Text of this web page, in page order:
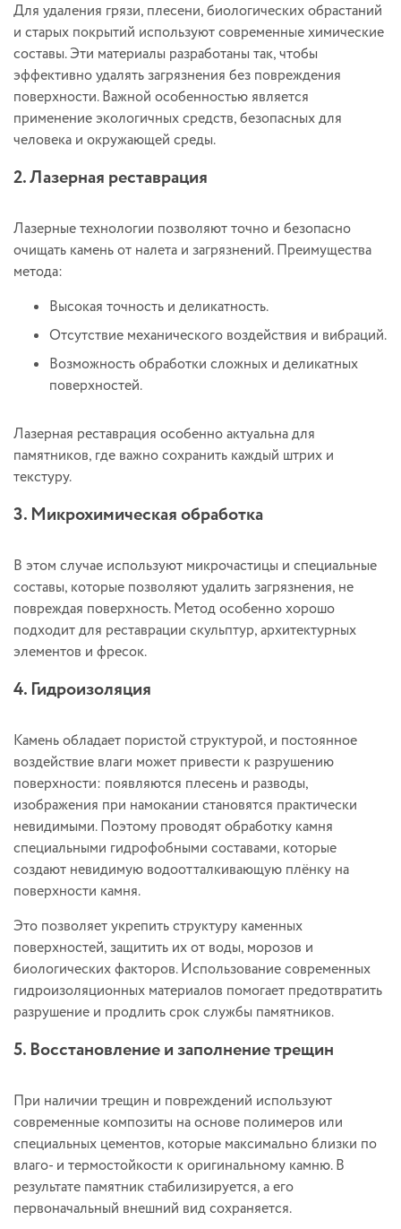
Для удаления грязи, плесени, биологических обрастаний
и старых покрытий используют современные химические
составы. Эти материалы разработаны так, чтобы
эффективно удалять загрязнения без повреждения
поверхности. Важной особенностью является
применение экологичных средств, безопасных для
человека и окружающей среды.
2. Лазерная реставрация
Лазерные технологии позволяют точно и безопасно
очищать камень от налета и загрязнений. Преимущества
метода:
Высокая точность и деликатность.
Отсутствие механического воздействия и вибраций.
Возможность обработки сложных и деликатных
поверхностей.
Лазерная реставрация особенно актуальна для
памятников, где важно сохранить каждый штрих и
текстуру.
3. Микрохимическая обработка
В этом случае используют микрочастицы и специальные
составы, которые позволяют удалить загрязнения, не
повреждая поверхность. Метод особенно хорошо
подходит для реставрации скульптур, архитектурных
элементов и фресок.
4. Гидроизоляция
Камень обладает пористой структурой, и постоянное
воздействие влаги может привести к разрушению
поверхности: появляются плесень и разводы,
изображения при намокании становятся практически
невидимыми. Поэтому проводят обработку камня
специальными гидрофобными составами, которые
создают невидимую водоотталкивающую плёнку на
поверхности камня.
Это позволяет укрепить структуру каменных
поверхностей, защитить их от воды, морозов и
биологических факторов. Использование современных
гидроизоляционных материалов помогает предотвратить
разрушение и продлить срок службы памятников.
5. Восстановление и заполнение трещин
При наличии трещин и повреждений используют
современные композиты на основе полимеров или
специальных цементов, которые максимально близки по
влаго- и термостойкости к оригинальному камню. В
результате памятник стабилизируется, а его
первоначальный внешний вид сохраняется.